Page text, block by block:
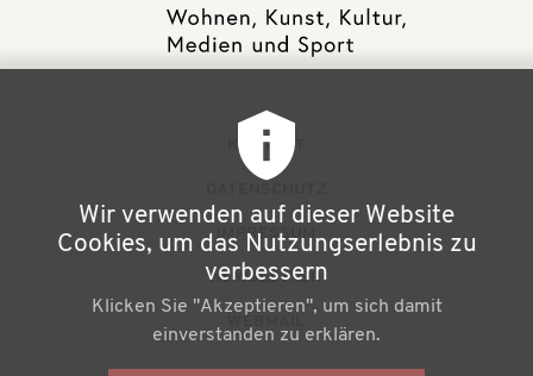
ß
e
KONTAKT
IMPRESSUM
NEWSLETTER
Wir verwenden auf dieser Website
Cookies, um das Nutzungserlebnis zu
verbessern
Klicken Sie "Akzeptieren", um sich damit
einverstanden zu erklären.